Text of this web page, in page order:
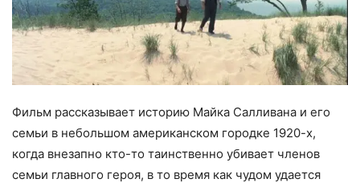
Фильм рассказывает историю Майка Салливана и его
семьи в небольшом американском городке 1920-х,
когда внезапно кто-то таинственно убивает членов
семьи главного героя, в то время как чудом удается